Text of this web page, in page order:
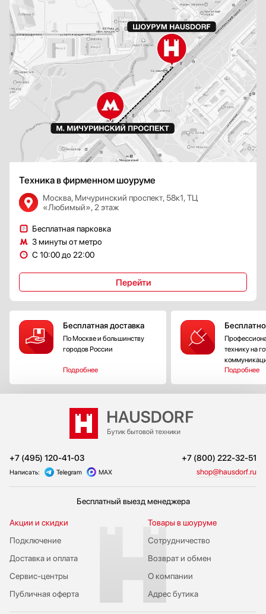
Техника в фирменном шоуруме
Москва, Мичуринский проспект, 58к1, ТЦ
«Любимый», 2 этаж
Бесплатная парковка
3 минуты от метро
С 10:00 до 22:00
Перейти
Бесплатная доставка
По Москве и большинству
городов России
Подробнее
технику на
Подробнее
+7 (495) 120-41-03 +7 (800) 222-32-51
Написать: Telegram MAX shop@hausdorf.ru
Бесплатный выезд менеджера
Акции и скидки
Подключение
Публичная оферта
Сервис-центры
Доставка и оплата
Сотрудничество
Возврат и обмен
Товары в шоуруме
О компании
Адрес бутика